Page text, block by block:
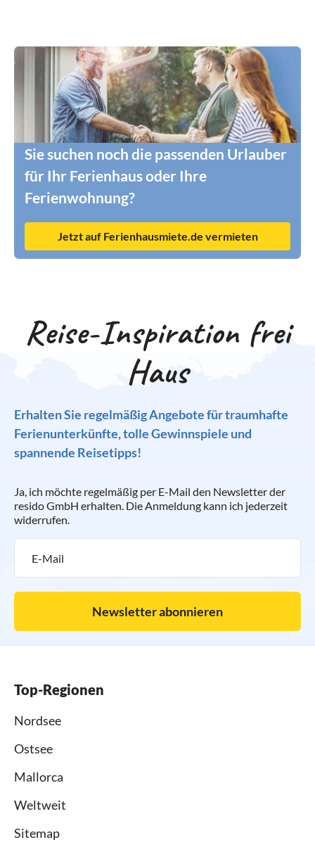
Sie suchen noch die passenden Urlauber
für Ihr Ferienhaus oder Ihre
Ferienwohnung?
Jetzt auf Ferienhausmiete.de vermieten
Reise-Inspiration frei
Haus
Erhalten Sie regelmäßig Angebote für traumhafte
Ferienunterkünfte, tolle Gewinnspiele und
spannende Reisetipps!
Ja, ich möchte regelmäßig per E-Mail den Newsletter der
resido GmbH erhalten. Die Anmeldung kann ich jederzeit
widerrufen.
Newsletter abonnieren
Top-Regionen
Nordsee
Ostsee
Mallorca
Weltweit
Sitemap